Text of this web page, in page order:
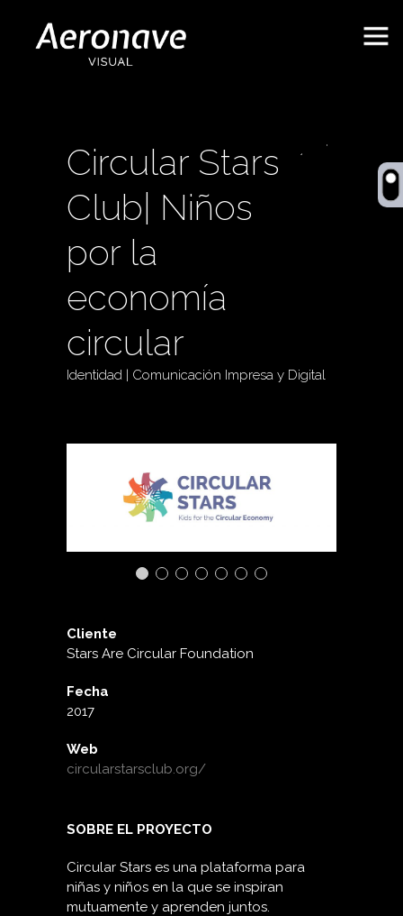
Circular Stars
Club| Niños
por la
economía
circular
Identidad | Comunicación Impresa y Digital
Cliente
Stars Are Circular Foundation
Fecha
2017
Web
circularstarsclub.org/
SOBRE EL PROYECTO
Circular Stars es una plataforma para
niñas y niños en la que se inspiran
mutuamente y aprenden juntos.